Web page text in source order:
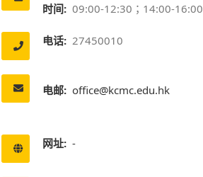
时间: 09:00-12:30；14:00-16:00
电话: 27450010
电邮: office@kcmc.edu.hk
网址: -